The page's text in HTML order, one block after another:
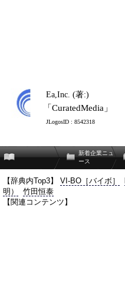
Ea,Inc. (著:)
「CuratedMedia」
JLogosID : 8542318
新着企業ニュ
ース
【辞典内Top3】 VI-BO［バイボ］
明）
竹田恒泰
【関連コンテンツ】